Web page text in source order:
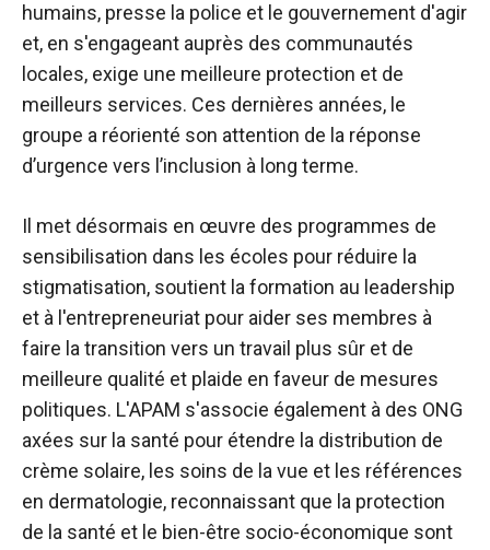
humains, presse la police et le gouvernement d'agir
et, en s'engageant auprès des communautés
locales, exige une meilleure protection et de
meilleurs services. Ces dernières années, le
groupe a réorienté son attention de la réponse
d’urgence vers l’inclusion à long terme.
Il met désormais en œuvre des programmes de
sensibilisation dans les écoles pour réduire la
stigmatisation, soutient la formation au leadership
et à l'entrepreneuriat pour aider ses membres à
faire la transition vers un travail plus sûr et de
meilleure qualité et plaide en faveur de mesures
politiques. L'APAM s'associe également à des ONG
axées sur la santé pour étendre la distribution de
crème solaire, les soins de la vue et les références
en dermatologie, reconnaissant que la protection
de la santé et le bien-être socio-économique sont